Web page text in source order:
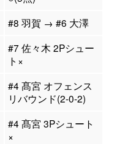
#8 羽賀 → #6 大澤
#7 佐々木 2Pシュー
ト×
#4 髙宮 オフェンス
リバウンド(2-0-2)
#4 髙宮 3Pシュート
×